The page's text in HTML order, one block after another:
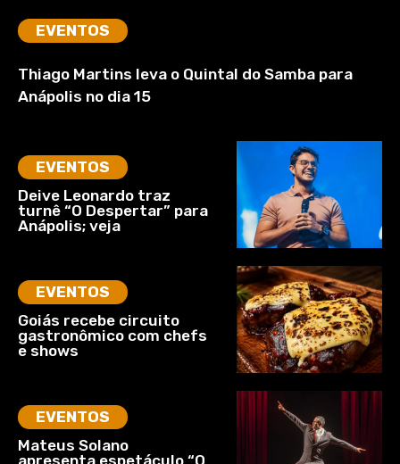
EVENTOS
Thiago Martins leva o Quintal do Samba para
Anápolis no dia 15
EVENTOS
Deive Leonardo traz
turnê “O Despertar” para
Anápolis; veja
EVENTOS
Goiás recebe circuito
gastronômico com chefs
e shows
EVENTOS
Mateus Solano
apresenta espetáculo “O